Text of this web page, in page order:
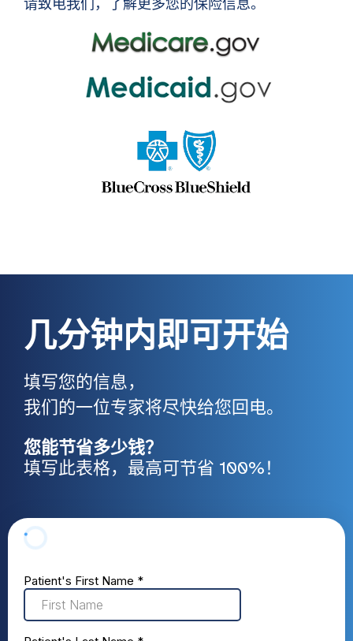
请致电我们，了解更多您的保险信息。
几分钟内即可开始
填写您的信息，
我们的一位专家将尽快给您回电。
您能节省多少钱？
填写此表格，最高可节省 100%！